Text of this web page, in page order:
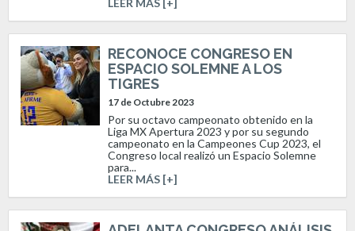
RECONOCE CONGRESO EN
ESPACIO SOLEMNE A LOS
TIGRES
17 de Octubre 2023
Por su octavo campeonato obtenido en la
Liga MX Apertura 2023 y por su segundo
campeonato en la Campeones Cup 2023, el
Congreso local realizó un Espacio Solemne
para...
LEER MÁS [+]